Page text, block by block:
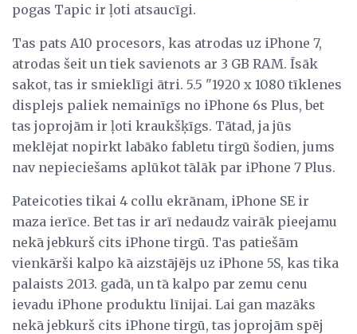
pogas Tapic ir ļoti atsaucīgi.
Tas pats A10 procesors, kas atrodas uz iPhone 7,
atrodas šeit un tiek savienots ar 3 GB RAM. Īsāk
sakot, tas ir smieklīgi ātri. 5.5 "1920 x 1080 tīklenes
displejs paliek nemainīgs no iPhone 6s Plus, bet
tas joprojām ir ļoti kraukšķīgs. Tātad, ja jūs
meklējat nopirkt labāko fabletu tirgū šodien, jums
nav nepieciešams aplūkot tālāk par iPhone 7 Plus.
Pateicoties tikai 4 collu ekrānam, iPhone SE ir
maza ierīce. Bet tas ir arī nedaudz vairāk pieejamu
nekā jebkurš cits iPhone tirgū. Tas patiešām
vienkārši kalpo kā aizstājējs uz iPhone 5S, kas tika
palaists 2013. gadā, un tā kalpo par zemu cenu
ievadu iPhone produktu līnijai. Lai gan mazāks
nekā jebkurš cits iPhone tirgū, tas joprojām spēj